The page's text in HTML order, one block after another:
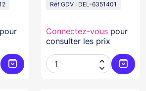
pour
Ajouter au panier
Réf GDV : DEL-6351401
Connectez-vous pour
consulter les prix

